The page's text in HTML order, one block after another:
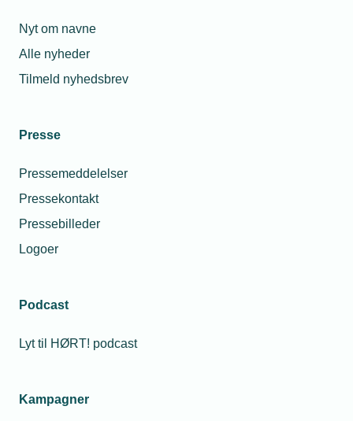
Nyt om navne
Alle nyheder
Tilmeld nyhedsbrev
Presse
Pressemeddelelser
Pressekontakt
Pressebilleder
Logoer
Podcast
Lyt til HØRT! podcast
Kampagner